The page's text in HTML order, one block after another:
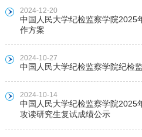
2024-12-20
中国人民大学纪检监察学院2025
作方案
2024-10-27
中国人民大学纪检监察学院纪检
2024-10-14
中国人民大学纪检监察学院2025
攻读研究生复试成绩公示